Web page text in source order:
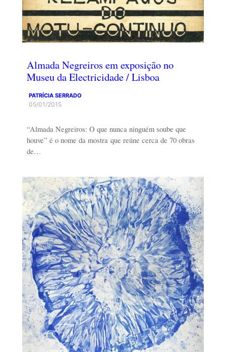
Almada Negreiros em exposição no
Museu da Electricidade / Lisboa
PATRÍCIA SERRADO
05/01/2015
“Almada Negreiros: O que nunca ninguém soube que
houve” é o nome da mostra que reúne cerca de 70 obras
de…